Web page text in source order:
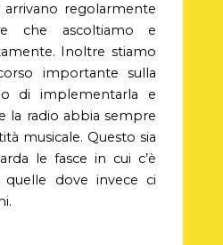
arrivano regolarmente
che ascoltiamo e
Inoltre stiamo
importante sulla
di implementarla e
la radio abbia sempre
musicale. Questo sia
le fasce in cui c’è
quelle dove invece ci